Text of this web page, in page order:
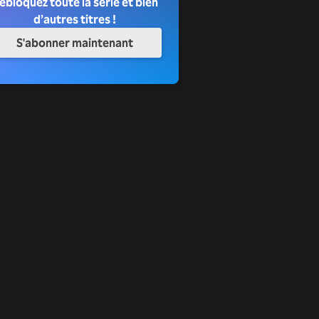
d’autres titres !
S'abonner maintenant